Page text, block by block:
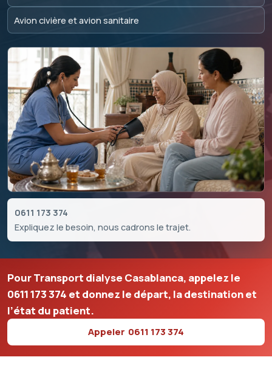
Avion civière et avion sanitaire
0611 173 374
Expliquez le besoin, nous cadrons le trajet.
Pour Transport dialyse Casablanca, appelez le
0611 173 374 et donnez le départ, la destination et
l’état du patient.
Appeler 0611 173 374